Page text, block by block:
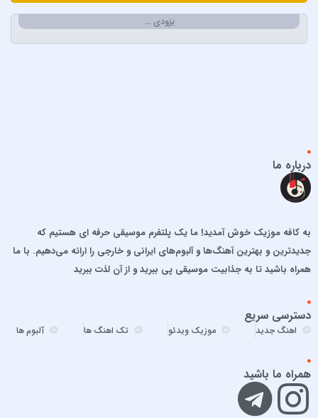
احسان دریادل
افشین خان
الجان
امید آمری
امید حاجیلی
امید مهداد
امیر تتلو
امیر جعفرنیا
امیر عباس
امیر عباس گلاب
بزودی …
درباره ما
به کافه موزیک خوش آمدید! ما یک پلتفرم موسیقی حرفه ای هستیم که
جدیدترین و بهترین آهنگ‌ها و آلبوم‌های ایرانی و خارجی را ارائه می‌دهیم. با ما
همراه باشید تا به جذابیت موسیقی پی ببرید و از آن لذت ببرید
دسترسی سریع
اهنگ جدید موزیک ویدئو تک اهنگ ها آلبوم ها
همراه ما باشید